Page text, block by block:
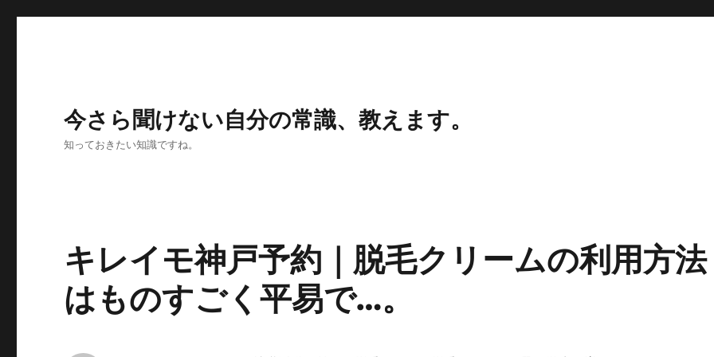
今さら聞けない自分の常識、教えます。
知っておきたい知識ですね。
キレイモ神戸予約｜脱毛クリームの利用方法
はものすごく平易で…。